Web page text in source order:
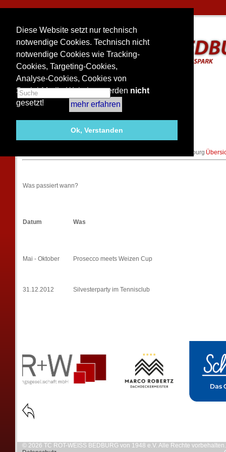
Diese Website setzt nur technisch
notwendige Cookies. Technisch nicht
notwendige Cookies wie Tracking-
Cookies, Targeting-Cookies,
Analyse-Cookies, Cookies von
Social-Media-Websites werden nicht
gesetzt!
mehr erfahren
Ok, VerstandenTERMINE 2012
Übersicht der Heimspiele aller Mannschaften unseres TC Bedburg
Was passiert wann?
Datum Was
Mai - Oktober Prosecco meets Weizen Cup
31.12.2012 Silvesterparty im Tennisclub
© 2026 TC ROT-WEISS BEDBURG von 1948 e.V. Alle Rechte